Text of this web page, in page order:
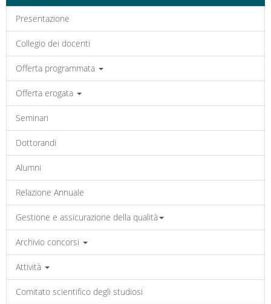
Presentazione
Collegio dei docenti
Offerta programmata
Offerta erogata
Seminari
Dottorandi
Alumni
Relazione Annuale
Gestione e assicurazione della qualità
Archivio concorsi
Attività
Comitato scientifico degli studiosi